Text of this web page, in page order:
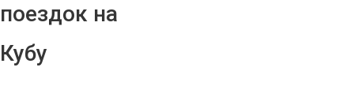
поездок на
Кубу